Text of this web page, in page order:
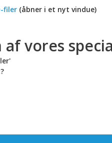
filer (åbner i et nyt vindue)
vores